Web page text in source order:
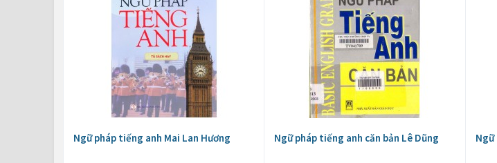
Ngữ pháp tiếng anh Mai Lan Hương Ngữ pháp tiếng anh căn bản Lê Dũng Ngữ